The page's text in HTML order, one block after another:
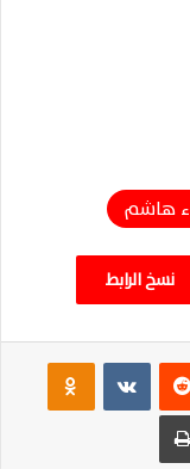
هاشم
نسخ الرابط
‏VKontakte
طباعة